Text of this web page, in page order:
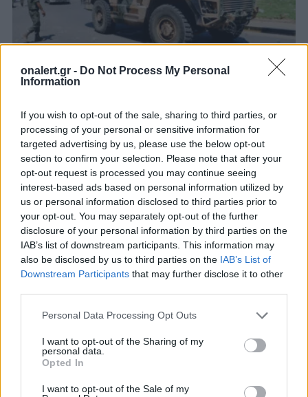
onalert.gr - Do Not Process My Personal
Information
If you wish to opt-out of the sale, sharing to third parties, or
processing of your personal or sensitive information for
targeted advertising by us, please use the below opt-out
section to confirm your selection. Please note that after your
opt-out request is processed you may continue seeing
interest-based ads based on personal information utilized by
us or personal information disclosed to third parties prior to
your opt-out. You may separately opt-out of the further
disclosure of your personal information by third parties on the
IAB’s list of downstream participants. This information may
also be disclosed by us to third parties on the IAB’s List of
Downstream Participants that may further disclose it to other
Personal Data Processing Opt Outs
I want to opt-out of the Sharing of my
personal data.
Opted In
I want to opt-out of the Sale of my
Λιβύη: Νύχτα μαχών ανάμεσα σε
ένοπλες ομάδες στην Τρίπολη
Πυρά ακούστηκαν στις 03:00 [τοπική ώρα·
04:00 ώρα Ελλάδας], ακολουθούμενα από
σειρήνες ασθενοφόρων, διαπίστωσε
δημοσιογράφος του Γαλλικού Πρακτορείου στην
Λιβύη.
30 ΜΑΙ. 2023, 05:09